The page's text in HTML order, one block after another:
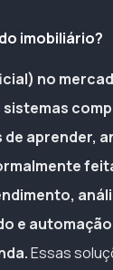
imobiliário?
no
aprender,
e
Essas